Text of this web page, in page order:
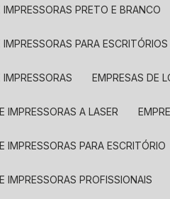
IMPRESSORAS PRETO E BRANCO
IMPRESSORAS PARA ESCRITÓRIOS
IMPRESSORAS EMPRESAS DE
IMPRESSORAS A LASER
IMPRESSORAS PARA ESCRITÓRIO
IMPRESSORAS PROFISSIONAIS